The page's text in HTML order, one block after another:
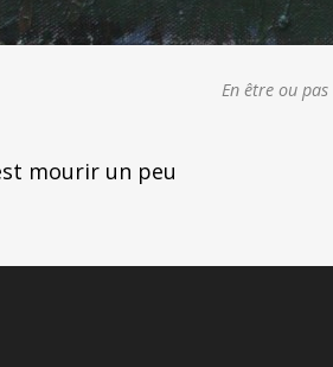
En être ou pas
mourir un peu